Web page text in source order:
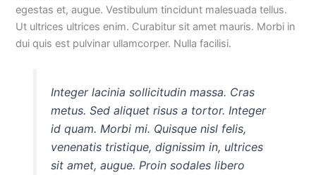
egestas et, augue. Vestibulum tincidunt malesuada tellus.
Ut ultrices ultrices enim. Curabitur sit amet mauris. Morbi in
dui quis est pulvinar ullamcorper. Nulla facilisi.
Integer lacinia sollicitudin massa. Cras
metus. Sed aliquet risus a tortor. Integer
id quam. Morbi mi. Quisque nisl felis,
venenatis tristique, dignissim in, ultrices
sit amet, augue. Proin sodales libero